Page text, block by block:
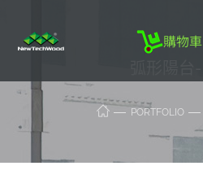
購物車
PORTFOLIO